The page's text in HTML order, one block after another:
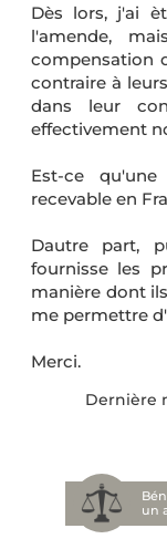
Dès lors, j'ai
l'amende,
compensation
contraire à
dans leur
effectivement
Est-ce
recevable en
Dautre part,
fournisse les
manière dont
me permettre
Merci.
Dernière
un